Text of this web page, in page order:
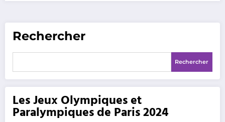
Rechercher
Rechercher
Les Jeux Olympiques et
Paralympiques de Paris 2024